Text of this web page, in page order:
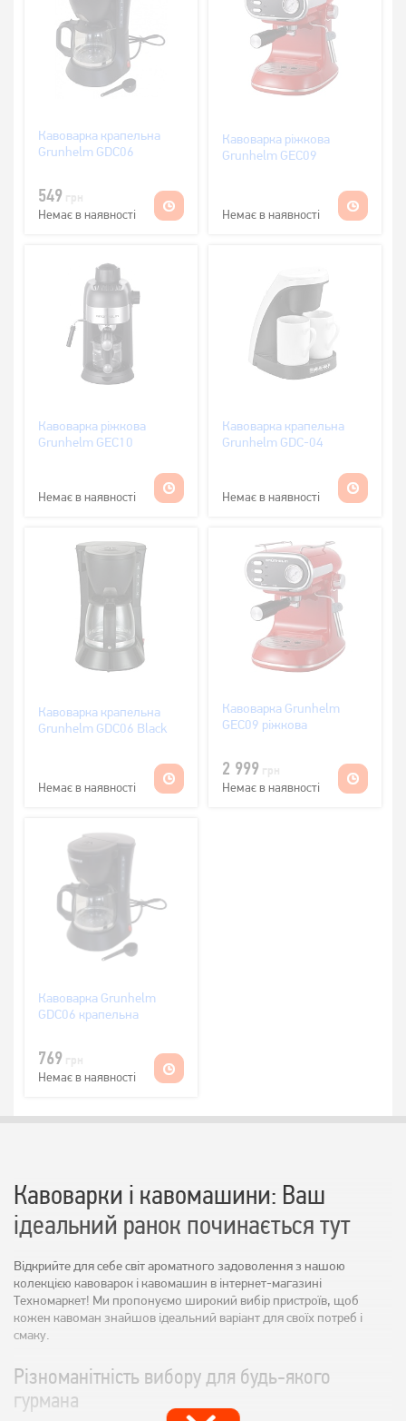
Кавоварка крапельна
Grunhelm GDC06
549
Немає в наявності
Кавоварка ріжкова
Grunhelm GEC09
Немає в наявності
Кавоварка ріжкова
Grunhelm GEC10
Немає в наявності
Кавоварка крапельна
Grunhelm GDC-04
Немає в наявності
Кавоварка крапельна
Grunhelm GDC06 Black
Немає в наявності
Кавоварка Grunhelm
GEC09 ріжкова
2 999
Немає в наявності
Кавоварка Grunhelm
GDC06 крапельна
769
Немає в наявності
Кавоварки і кавомашини: Ваш
ідеальний ранок починається тут
Відкрийте для себе світ ароматного задоволення з нашою
колекцією кавоварок і кавомашин в інтернет-магазині
Техномаркет! Ми пропонуємо широкий вибір пристроїв, щоб
кожен кавоман знайшов ідеальний варіант для своїх потреб і
смаку.
Різноманітність вибору для будь-якого
гурмана